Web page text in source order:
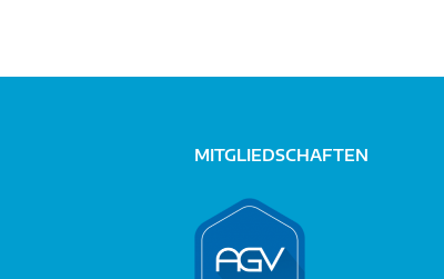
MITGLIEDSCHAFTEN